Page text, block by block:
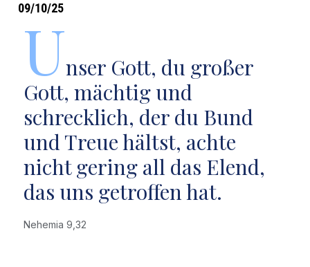
09/10/25
Unser Gott, du großer
Gott, mächtig und
schrecklich, der du Bund
und Treue hältst, achte
nicht gering all das Elend,
das uns getroffen hat.
Nehemia 9,32